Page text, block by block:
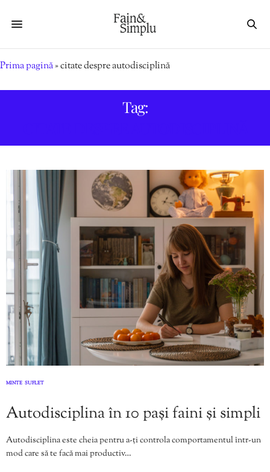
Prima pagină»citate despre autodisciplină
Tag:
MINTE SUFLET
Autodisciplina în 10 pași faini și simpli
Autodisciplina este cheia pentru a-ți controla comportamentul într-un
mod care să te facă mai productiv…